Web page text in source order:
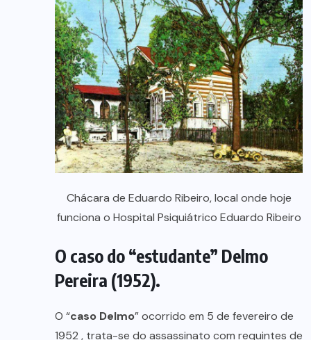
Chácara de Eduardo Ribeiro, local onde hoje
funciona o Hospital Psiquiátrico Eduardo Ribeiro
O caso do “estudante” Delmo
Pereira (1952).
O “caso Delmo” ocorrido em 5 de fevereiro de
1952 , trata-se do assassinato com requintes de